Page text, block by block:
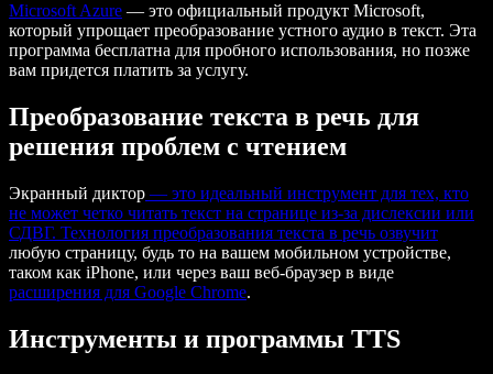
Microsoft Azure — это официальный продукт Microsoft,
который упрощает преобразование устного аудио в текст. Эта
программа бесплатна для пробного использования, но позже
вам придется платить за услугу.
Преобразование текста в речь для
решения проблем с чтением
Экранный диктор — это идеальный инструмент для тех, кто
не может четко читать текст на странице из-за дислексии или
СДВГ. Технология преобразования текста в речь озвучит
любую страницу, будь то на вашем мобильном устройстве,
таком как iPhone, или через ваш веб-браузер в виде
расширения для Google Chrome.
Инструменты и программы TTS